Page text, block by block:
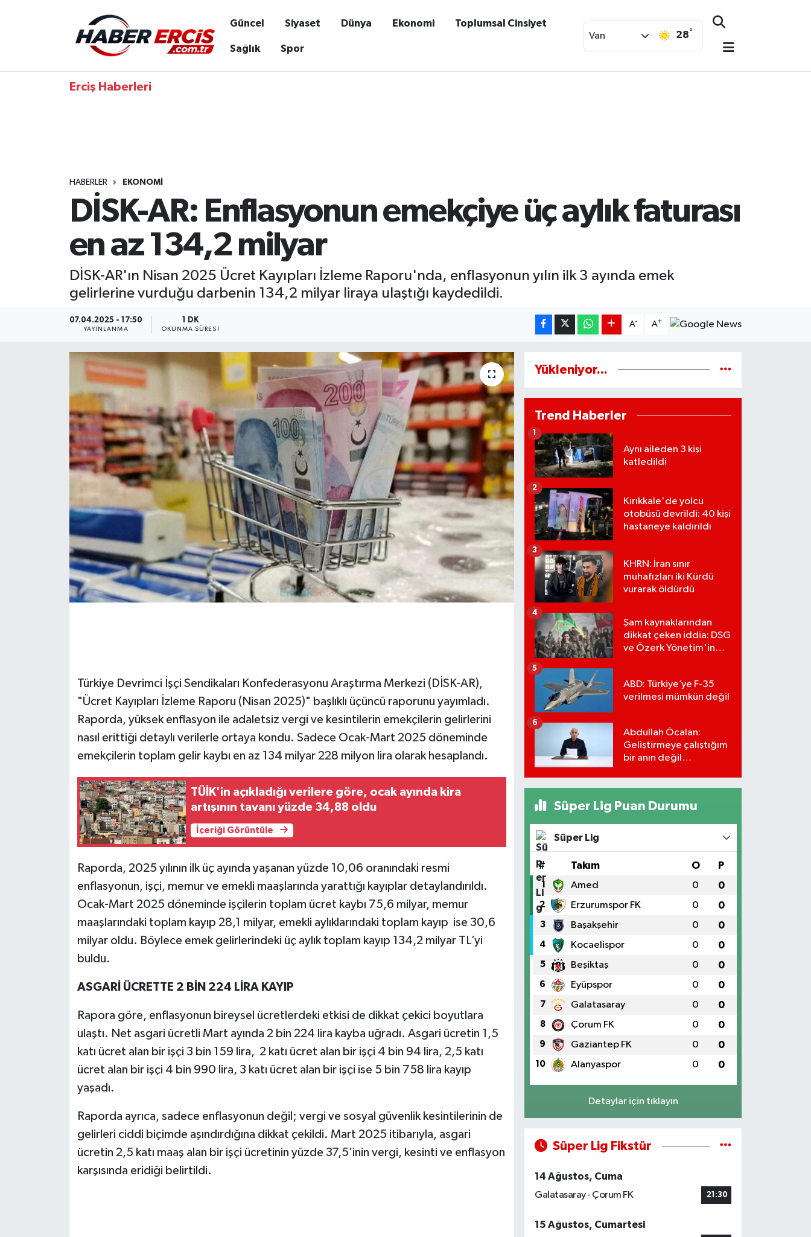
Güncel Siyaset Dünya Ekonomi Toplumsal Cinsiyet
Sağlık Spor
Van 28°
Erciş Haberleri
HABERLER EKONOMI
DİSK-AR: Enflasyonun emekçiye üç aylık faturası
en az 134,2 milyar
DİSK-AR'ın Nisan 2025 Ücret Kayıpları İzleme Raporu'nda, enflasyonun yılın ilk 3 ayında emek
gelirlerine vurduğu darbenin 134,2 milyar liraya ulaştığı kaydedildi.
07.04.2025 - 17:50
YAYINLANMA
1 DK
OKUNMA SÜRESI
A- A+
Türkiye Devrimci İşçi Sendikaları Konfederasyonu Araştırma Merkezi (DİSK-AR),
"Ücret Kayıpları İzleme Raporu (Nisan 2025)" başlıklı üçüncü raporunu yayımladı.
Raporda, yüksek enflasyon ile adaletsiz vergi ve kesintilerin emekçilerin gelirlerini
nasıl erittiği detaylı verilerle ortaya kondu. Sadece Ocak-Mart 2025 döneminde
emekçilerin toplam gelir kaybı en az 134 milyar 228 milyon lira olarak hesaplandı.
TÜİK'in açıkladığı verilere göre, ocak ayında kira
artışının tavanı yüzde 34,88 oldu
İçeriği Görüntüle
Raporda, 2025 yılının ilk üç ayında yaşanan yüzde 10,06 oranındaki resmi
enflasyonun, işçi, memur ve emekli maaşlarında yarattığı kayıplar detaylandırıldı.
Ocak-Mart 2025 döneminde işçilerin toplam ücret kaybı 75,6 milyar, memur
maaşlarındaki toplam kayıp 28,1 milyar, emekli aylıklarındaki toplam kayıp ise 30,6
milyar oldu. Böylece emek gelirlerindeki üç aylık toplam kayıp 134,2 milyar TL’yi
buldu.
ASGARİ ÜCRETTE 2 BİN 224 LİRA KAYIP
Rapora göre, enflasyonun bireysel ücretlerdeki etkisi de dikkat çekici boyutlara
ulaştı. Net asgari ücretli Mart ayında 2 bin 224 lira kayba uğradı. Asgari ücretin 1,5
katı ücret alan bir işçi 3 bin 159 lira, 2 katı ücret alan bir işçi 4 bin 94 lira, 2,5 katı
ücret alan bir işçi 4 bin 990 lira, 3 katı ücret alan bir işçi ise 5 bin 758 lira kayıp
yaşadı.
Raporda ayrıca, sadece enflasyonun değil; vergi ve sosyal güvenlik kesintilerinin de
gelirleri ciddi biçimde aşındırdığına dikkat çekildi. Mart 2025 itibarıyla, asgari
ücretin 2,5 katı maaş alan bir işçi ücretinin yüzde 37,5’inin vergi, kesinti ve enflasyon
karşısında eridiği belirtildi.
Yükleniyor...
Trend Haberler
Aynı aileden 3 kişi
katledildi
1
Kırıkkale'de yolcu
otobüsü devrildi: 40 kişi
hastaneye kaldırıldı
2
KHRN: İran sınır
muhafızları iki Kürdü
vurarak öldürdü
3
Şam kaynaklarından
dikkat çeken iddia: DSG
ve Özerk Yönetim'in
4
ABD: Türkiye’ye F-35
verilmesi mümkün değil
5
Abdullah Öcalan:
Geliştirmeye çalıştığım
bir anın değil
6
Süper Lig Puan Durumu
Süper Lig
# Takım O P
1 Amed 0 0
2 Erzurumspor FK 0 0
3 Başakşehir 0 0
4 Kocaelispor 0 0
5 Beşiktaş 0 0
6 Eyüpspor 0 0
7 Galatasaray 0 0
8 Çorum FK 0 0
9 Gaziantep FK 0 0
10 Alanyaspor 0 0
Detaylar için tıklayın
Süper Lig Fikstür
14 Ağustos, Cuma
Galatasaray - Çorum FK
21:30
15 Ağustos, Cumartesi